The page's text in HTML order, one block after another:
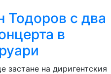
Тодоров с два
в
на диригентския